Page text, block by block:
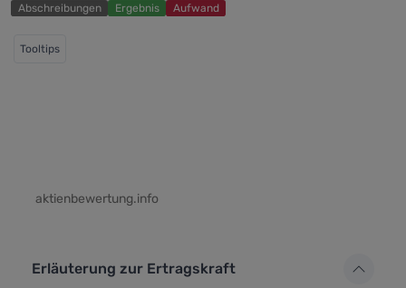
Abschreibungen Ergebnis Aufwand
Tooltips
aktienbewertung.info
Erläuterung zur Ertragskraft